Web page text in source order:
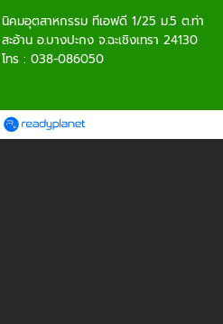
นิคมอุตสาหกรรม ทีเอฟดี 1/25 ม.5 ต.ท่า
สะอ้าน อ.บางปะกง จ.ฉะเชิงเทรา 24130
โทร : 038-086050